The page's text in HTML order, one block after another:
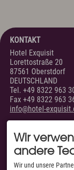
KONTAKT
Hotel Exquisit
Lorettostraße 20
87561 Oberstdorf
DEUTSCHLAND
Tel. +49 8322 963
Fax +49 8322 963
info@hotel-
SERVICE
Wir
andere
Wir und unsere